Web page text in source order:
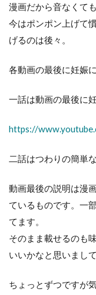
漫画だから音なくて
今はポンポン上げて
げるのは後々。
各動画の最後に妊娠
一話は動画の最後に
https://
二話はつわりの簡単な
動画最後の説明は漫
ているものです。一
てます。
そのまま載せるのも
いいかなと思いまし
ちょっとずつですが